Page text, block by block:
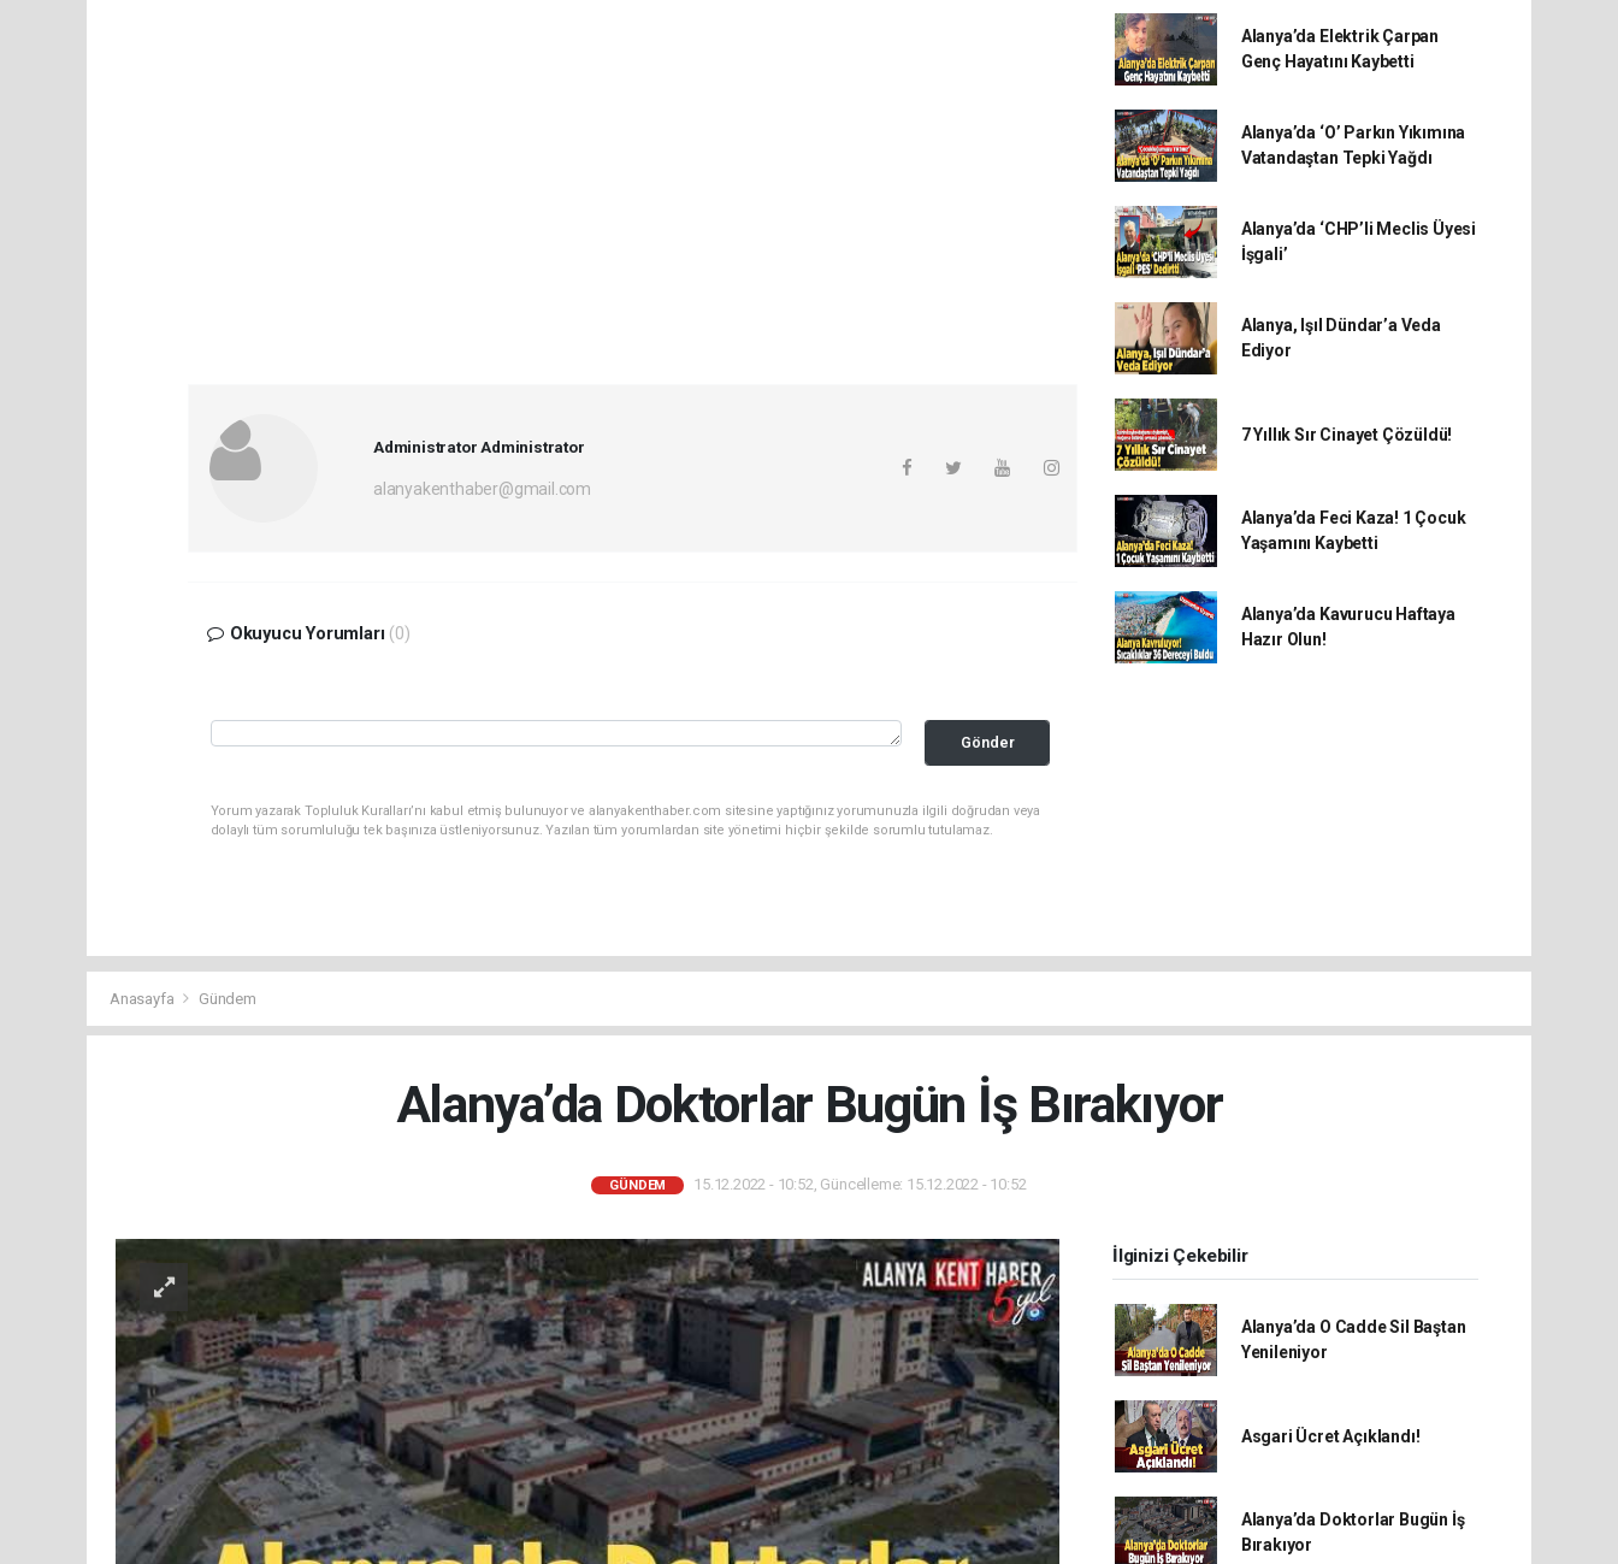
Administrator Administrator
alanyakenthaber@gmail.com
Okuyucu Yorumları (0)
Gönder
Yorum yazarak Topluluk Kuralları’nı kabul etmiş bulunuyor ve alanyakenthaber.com sitesine yaptığınız yorumunuzla ilgili doğrudan veya
dolaylı tüm sorumluluğu tek başınıza üstleniyorsunuz. Yazılan tüm yorumlardan site yönetimi hiçbir şekilde sorumlu tutulamaz.
Alanya’da Elektrik Çarpan
Genç Hayatını Kaybetti
Alanya’da ‘O’ Parkın Yıkımına
Vatandaştan Tepki Yağdı
Alanya’da ‘CHP’li Meclis Üyesi
İşgali’
Alanya, Işıl Dündar’a Veda
Ediyor
7 Yıllık Sır Cinayet Çözüldü!
Alanya’da Feci Kaza! 1 Çocuk
Yaşamını Kaybetti
Alanya’da Kavurucu Haftaya
Hazır Olun!
Anasayfa Gündem
Alanya’da Doktorlar Bugün İş Bırakıyor
GÜNDEM 15.12.2022 - 10:52, Güncelleme: 15.12.2022 - 10:52
İlginizi Çekebilir
Alanya’da O Cadde Sil Baştan
Yenileniyor
Asgari Ücret Açıklandı!
Alanya’da Doktorlar Bugün İş
Bırakıyor